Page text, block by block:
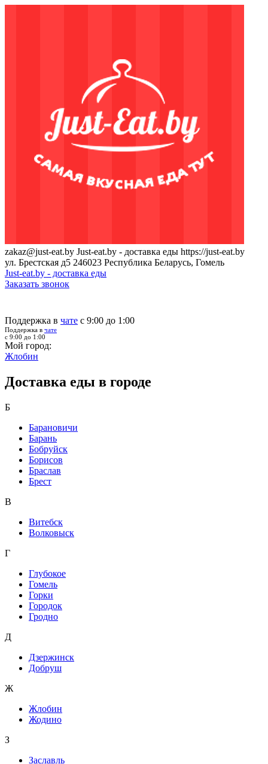
zakaz@just-eat.by Just-eat.by - доставка еды https://just-eat.by
ул. Брестская д5 246023 Республика Беларусь, Гомель
Just-eat.by - доставка еды
Заказать звонок
Поддержка в чате с 9:00 до 1:00
Поддержка в чате
с 9:00 до 1:00
Мой город:
Жлобин
Доставка еды в городе
Б
Барановичи
Барань
Бобруйск
Борисов
Браслав
Брест
В
Витебск
Волковыск
Г
Глубокое
Гомель
Горки
Городок
Гродно
Д
Дзержинск
Добруш
Ж
Жлобин
Жодино
З
Заславль